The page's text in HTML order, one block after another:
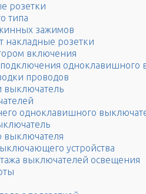
розетки
типа
зажимов
накладные розетки
включения
одноклавишного
проводов
выключатель
одноклавишного
выключателя
устройства
выключателей освещения